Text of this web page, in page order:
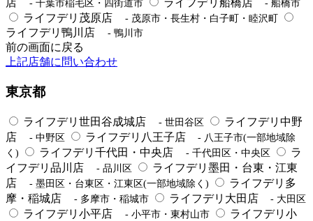
店
- 千葉市稲毛区・四街道市 ライフデリ船橋店 - 船橋市
ライフデリ茂原店 - 茂原市・長生村・白子町・睦沢町
ライフデリ鴨川店 - 鴨川市
前の画面に戻る
上記店舗に問い合わせ
東京都
ライフデリ世田谷成城店 - 世田谷区
ライフデリ中野
店
- 中野区 ライフデリ八王子店
- 八王子市(一部地域除
く)
ライフデリ千代田・中央店 - 千代田区・中央区
ラ
イフデリ品川店
- 品川区
ライフデリ墨田・台東・江東
店
- 墨田区・台東区・江東区(一部地域除く)
ライフデリ多
摩・稲城店
- 多摩市・稲城市 ライフデリ大田店 - 大田区
ライフデリ小平店 - 小平市・東村山市
ライフデリ小